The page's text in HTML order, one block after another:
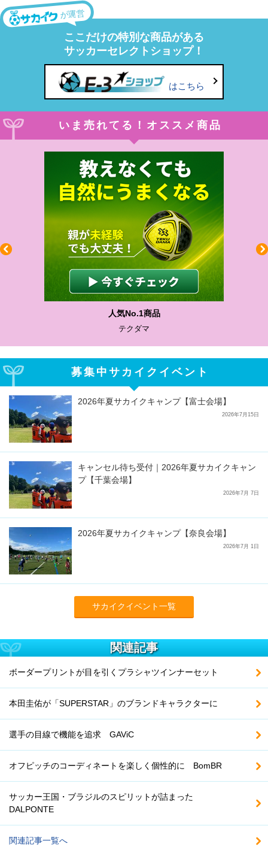
が運営
ここだけの特別な商品がある
サッカーセレクトショップ！
はこちら
いま売れてる！オススメ商品
わかりやすい質問に沿って書ける
サカイクサッカーノート
募集中サカイクイベント
2026年夏サカイクキャンプ【富士会場】
2026年7月15日
キャンセル待ち受付｜2026年夏サカイクキャン
プ【千葉会場】
2026年7月 7日
2026年夏サカイクキャンプ【奈良会場】
2026年7月 1日
サカイクイベント一覧
関連記事
ボーダープリントが目を引くプラシャツインナーセット
本田圭佑が「SUPERSTAR」のブランドキャラクターに
選手の目線で機能を追求 GAViC
オフピッチのコーディネートを楽しく個性的に BomBR
サッカー王国・ブラジルのスピリットが詰まった
DALPONTE
関連記事一覧へ